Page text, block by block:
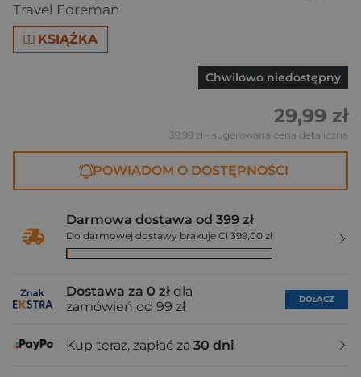
Travel Foreman
KSIĄŻKA
Chwilowo niedostępny
29,99 zł
39,99 zł - sugerowana cena detaliczna
POWIADOM O DOSTĘPNOŚCI
Darmowa dostawa od 399 zł
Do darmowej dostawy brakuje Ci 399,00 zł
Dostawa za 0 zł dla
zamówień od 99 zł
DOŁĄCZ
Kup teraz, zapłać za 30 dni